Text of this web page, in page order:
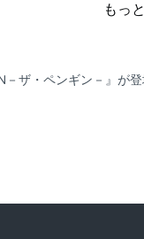
もっ
－ザ・ペンギン－』が